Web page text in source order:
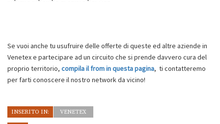
Se vuoi anche tu usufruire delle offerte di queste ed altre aziende in
Venetex e partecipare ad un circuito che si prende davvero cura del
proprio territorio, compila il from in questa pagina, ti contatteremo
per farti conoscere il nostro network da vicino!
INSERITO IN: VENETEX